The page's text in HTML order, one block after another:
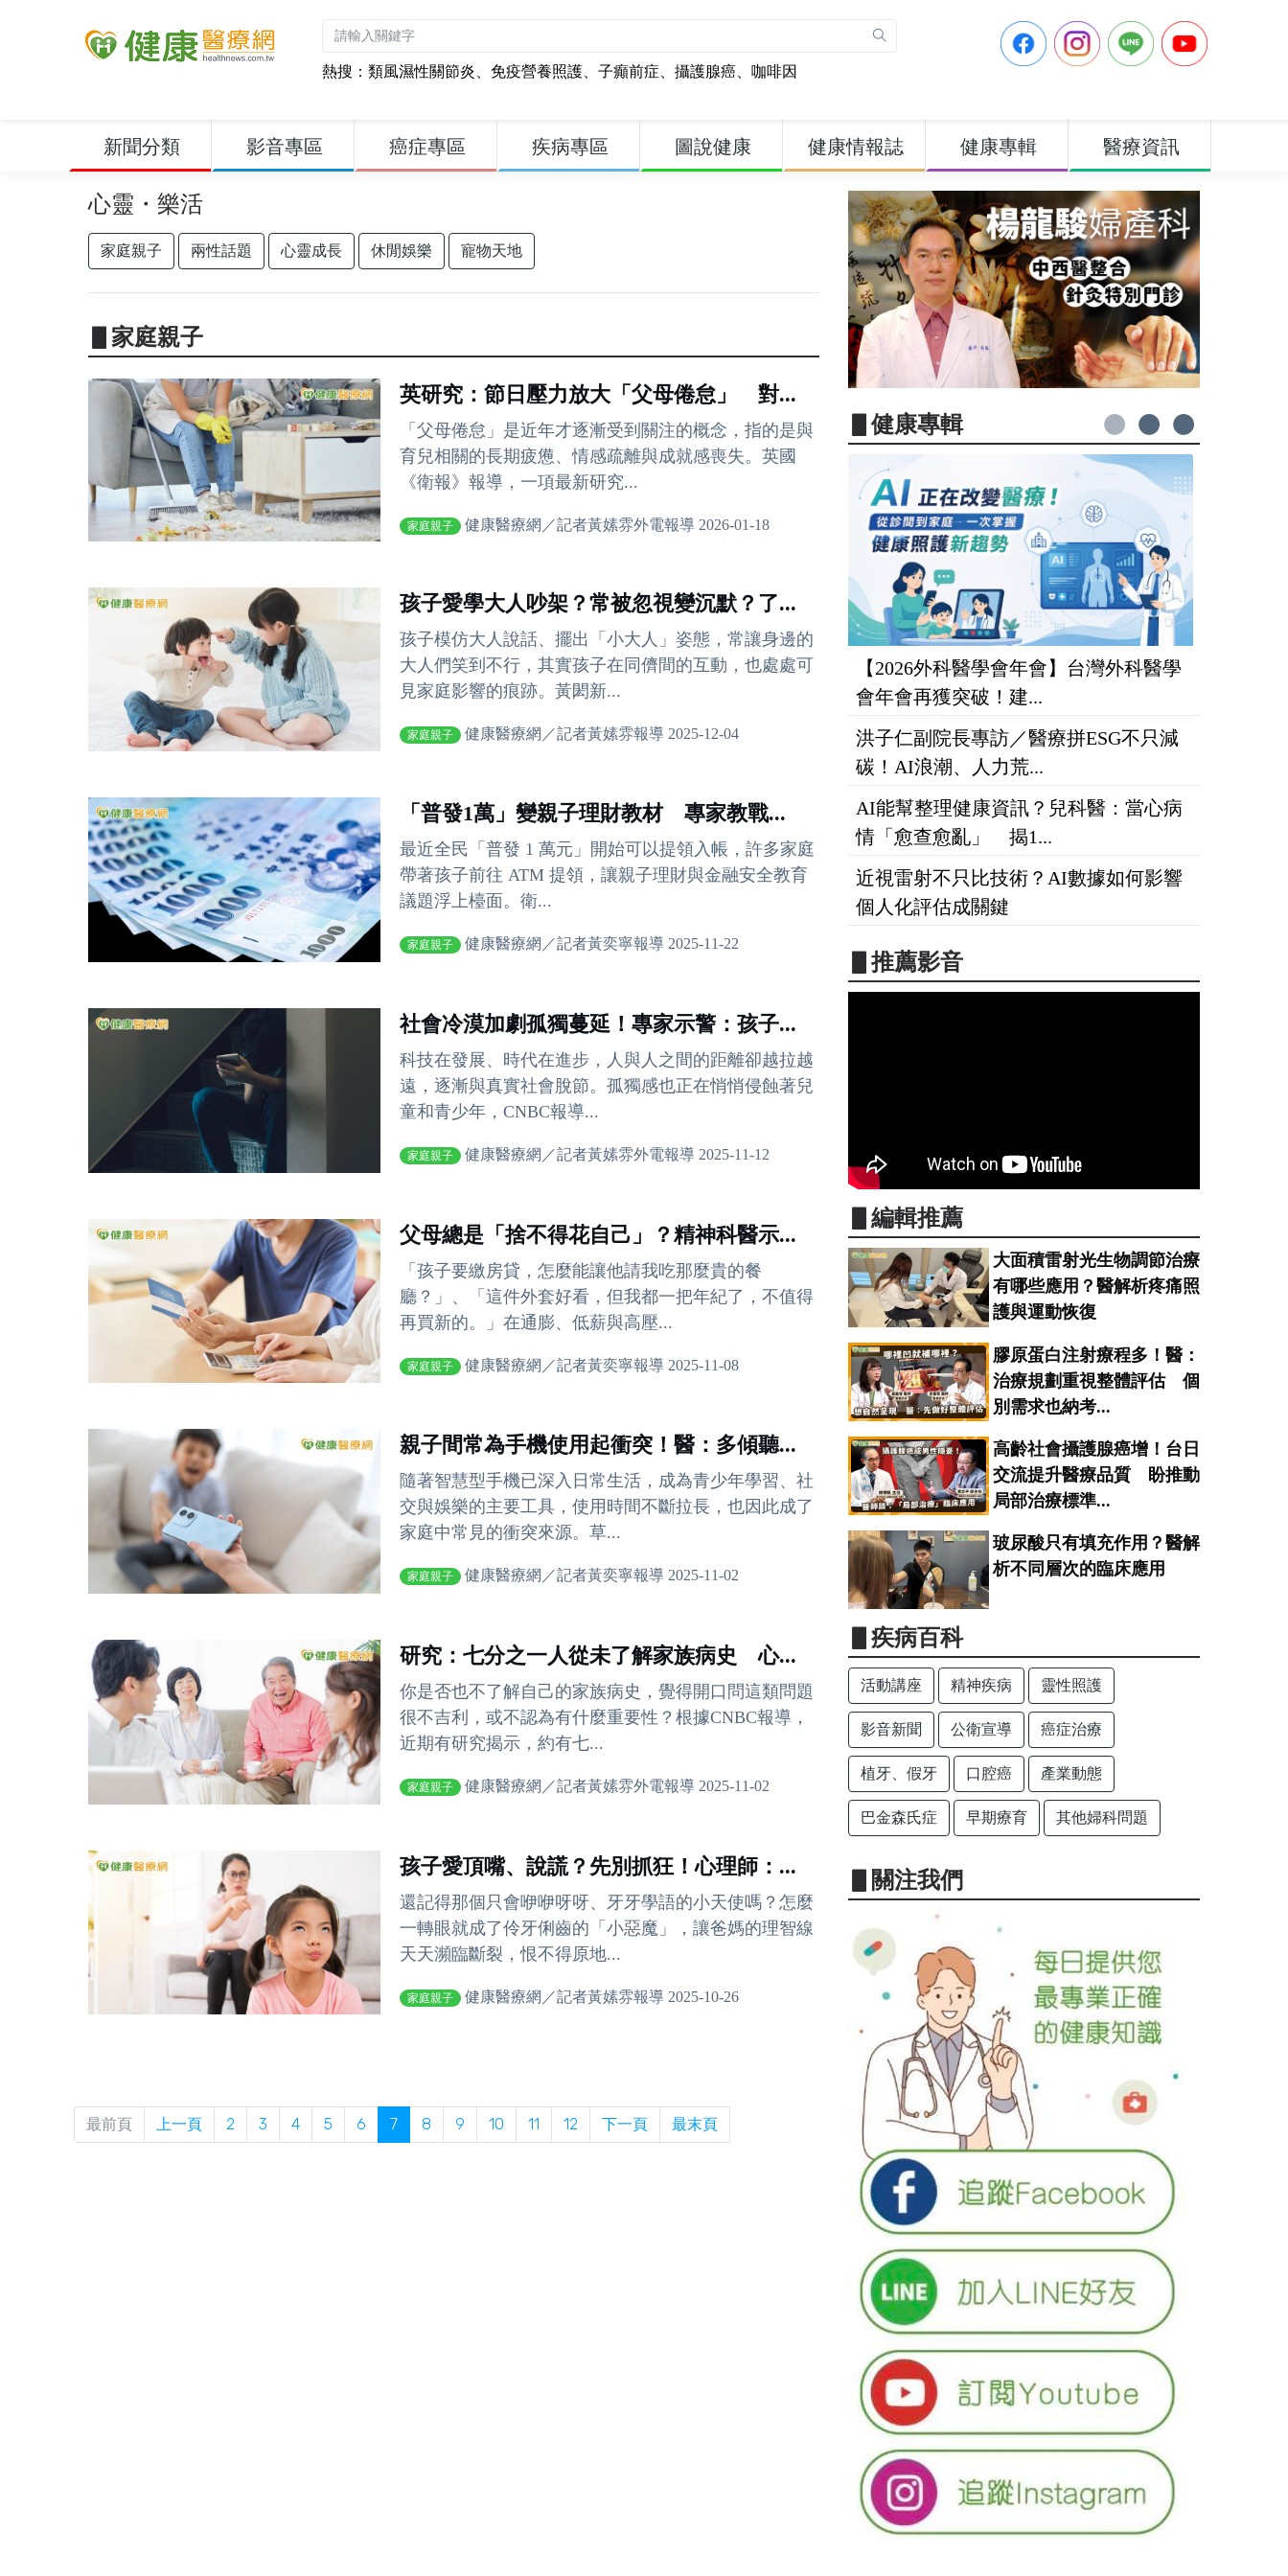
熱搜： 類風濕性關節炎、 免疫營養照護、 子癲前症、 攝護腺癌、 咖啡因
新聞分類 影音專區 癌症專區 疾病專區 圖說健康 健康情報誌 健康專輯 醫療資訊
心靈・樂活
家庭親子 兩性話題 心靈成長 休閒娛樂 寵物天地
▋家庭親子
英研究：節日壓力放大「父母倦怠」 對...
「父母倦怠」是近年才逐漸受到關注的概念，指的是與
育兒相關的長期疲憊、情感疏離與成就感喪失。英國
《衛報》報導，一項最新研究...
家庭親子 健康醫療網／記者黃嫊雰外電報導 2026-01-18
孩子愛學大人吵架？常被忽視變沉默？了...
孩子模仿大人說話、擺出「小大人」姿態，常讓身邊的
大人們笑到不行，其實孩子在同儕間的互動，也處處可
見家庭影響的痕跡。黃閎新...
家庭親子 健康醫療網／記者黃嫊雰報導 2025-12-04
「普發1萬」變親子理財教材 專家教戰...
最近全民「普發 1 萬元」開始可以提領入帳，許多家庭
帶著孩子前往 ATM 提領，讓親子理財與金融安全教育
議題浮上檯面。衛...
家庭親子 健康醫療網／記者黃奕寧報導 2025-11-22
社會冷漠加劇孤獨蔓延！專家示警：孩子...
科技在發展、時代在進步，人與人之間的距離卻越拉越
遠，逐漸與真實社會脫節。孤獨感也正在悄悄侵蝕著兒
童和青少年，CNBC報導...
家庭親子 健康醫療網／記者黃嫊雰外電報導 2025-11-12
父母總是「捨不得花自己」？精神科醫示...
「孩子要繳房貸，怎麼能讓他請我吃那麼貴的餐
廳？」、「這件外套好看，但我都一把年紀了，不值得
再買新的。」在通膨、低薪與高壓...
家庭親子 健康醫療網／記者黃奕寧報導 2025-11-08
親子間常為手機使用起衝突！醫：多傾聽...
隨著智慧型手機已深入日常生活，成為青少年學習、社
交與娛樂的主要工具，使用時間不斷拉長，也因此成了
家庭中常見的衝突來源。草...
家庭親子 健康醫療網／記者黃奕寧報導 2025-11-02
研究：七分之一人從未了解家族病史 心...
你是否也不了解自己的家族病史，覺得開口問這類問題
很不吉利，或不認為有什麼重要性？根據CNBC報導，
近期有研究揭示，約有七...
家庭親子 健康醫療網／記者黃嫊雰外電報導 2025-11-02
孩子愛頂嘴、說謊？先別抓狂！心理師：...
還記得那個只會咿咿呀呀、牙牙學語的小天使嗎？怎麼
一轉眼就成了伶牙俐齒的「小惡魔」，讓爸媽的理智線
天天瀕臨斷裂，恨不得原地...
家庭親子 健康醫療網／記者黃嫊雰報導 2025-10-26
最前頁 上一頁 2 3 4 5 6 7 8 9 10 11 12 下一頁 最末頁
▋健康專輯
【2026外科醫學會年會】台灣外科醫學
會年會再獲突破！建...
洪子仁副院長專訪／醫療拼ESG不只減
碳！AI浪潮、人力荒...
AI能幫整理健康資訊？兒科醫：當心病
情「愈查愈亂」 揭1...
近視雷射不只比技術？AI數據如何影響
個人化評估成關鍵
▋推薦影音
▋編輯推薦
大面積雷射光生物調節治療
有哪些應用？醫解析疼痛照
護與運動恢復
膠原蛋白注射療程多！醫：
治療規劃重視整體評估 個
別需求也納考...
高齡社會攝護腺癌增！台日
交流提升醫療品質 盼推動
局部治療標準...
玻尿酸只有填充作用？醫解
析不同層次的臨床應用
▋疾病百科
活動講座 精神疾病 靈性照護
影音新聞 公衛宣導 癌症治療
植牙、假牙 口腔癌 產業動態
巴金森氏症 早期療育 其他婦科問題
▋關注我們